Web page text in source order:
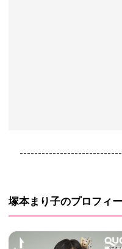
塚本まり子のプロフィ